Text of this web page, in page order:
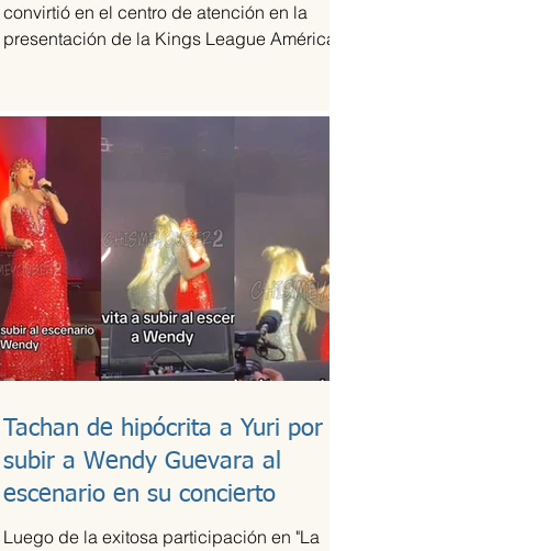
convirtió en el centro de atención en la
presentación de la Kings League Américas
Tachan de hipócrita a Yuri por
subir a Wendy Guevara al
escenario en su concierto
Luego de la exitosa participación en "La